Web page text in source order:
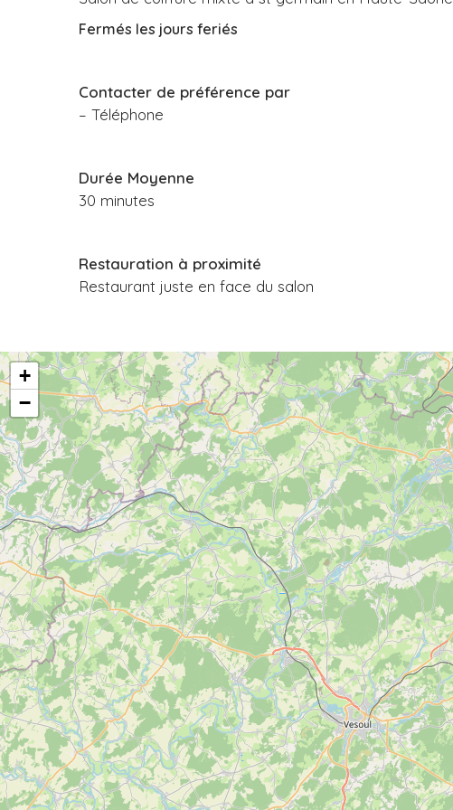
Fermés les jours feriés
Contacter de préférence par
– Téléphone
Durée Moyenne
30 minutes
Restauration à proximité
Restaurant juste en face du salon
+
−